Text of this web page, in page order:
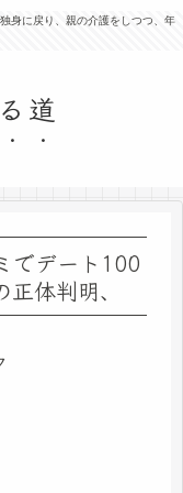
身に戻り、親の介護をしつつ、年
道
でデート100
体判明、